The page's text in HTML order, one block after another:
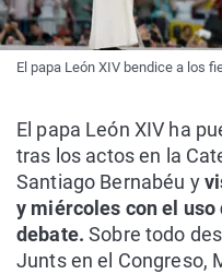
El papa León XIV bendice a los
El papa León XIV ha
tras los actos en la
Santiago Bernabéu y
y miércoles con el uso
debate. Sobre todo
Junts en el Congreso,